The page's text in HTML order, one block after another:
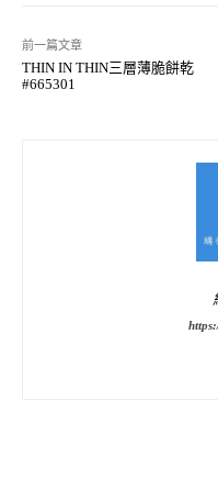
前一篇文章
THIN IN THIN三層薄脆餅乾
#665301